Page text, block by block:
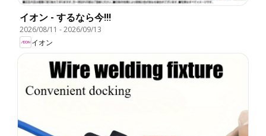
イオン - するなら今!!!
2026/08/11 -2026/09/13
イオン